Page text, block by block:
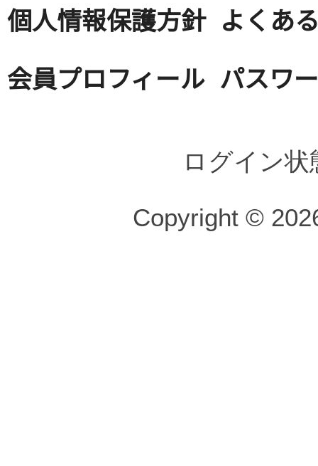
個人情報保護方針 よくあ
会員プロフィール パスワ
ログイン
Copyright ©